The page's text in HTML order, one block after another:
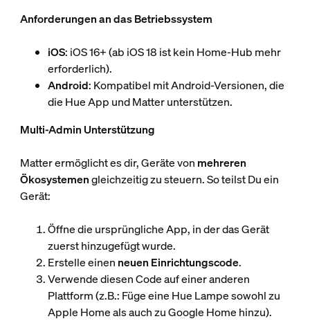
Anforderungen an das Betriebssystem
iOS: iOS 16+ (ab iOS 18 ist kein Home-Hub mehr
erforderlich).
Android: Kompatibel mit Android-Versionen, die
die Hue App und Matter unterstützen.
Multi-Admin Unterstützung
Matter ermöglicht es dir, Geräte von mehreren
Ökosystemengleichzeitig zu steuern. So teilst Du ein
Gerät:
Öffne die ursprüngliche App, in der das Gerät
zuerst hinzugefügt wurde.
Erstelle einen neuen Einrichtungscode.
Verwende diesen Code auf einer anderen
Plattform (z.B.: Füge eine Hue Lampe sowohl zu
Apple Home als auch zu Google Home hinzu).